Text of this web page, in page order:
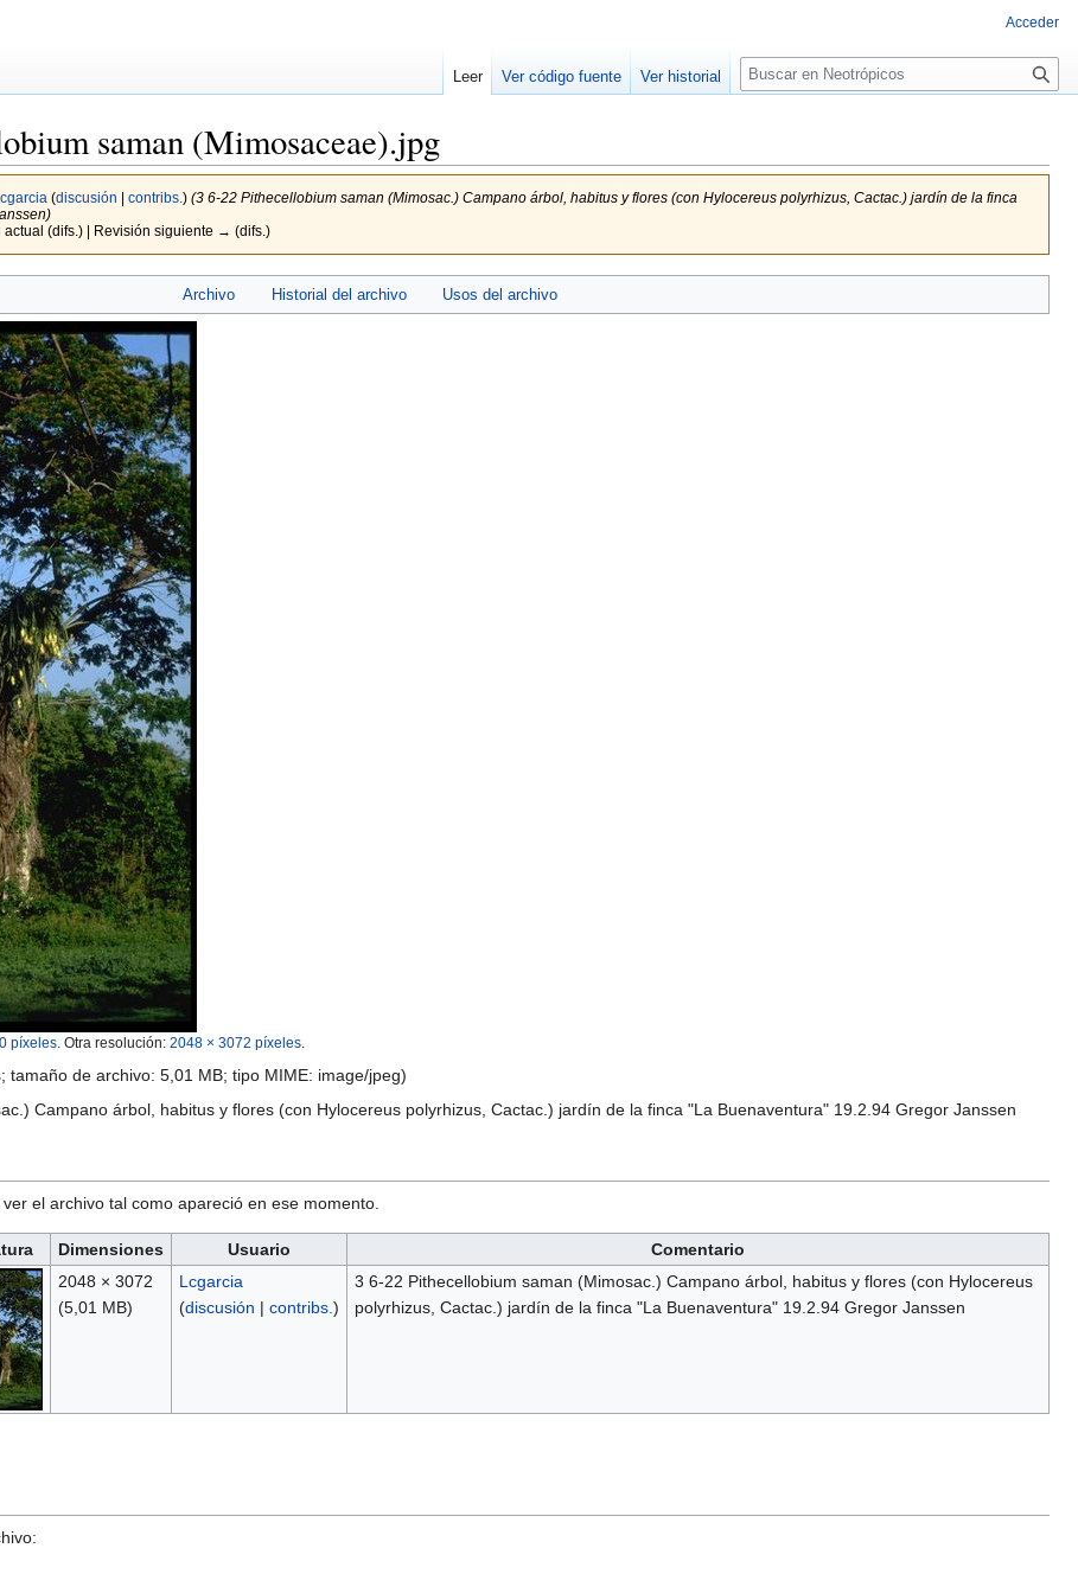
saman (Mimosaceae).jpg
Lcgarcia (discusión contribs. ) (3 6-22 Pithecellobium saman (Mimosac.) Campano árbol, habitus y flores (con Hylocereus polyrhizus, Cactac.) jardín de la finca
(difs.) | Revisión siguiente → (difs.)
Archivo Historial del archivo Usos del archivo
píxeles Otra resolución: 2048 × 3072 píxeles
tamaño de archivo: 5,01 MB; tipo MIME: image/jpeg)
Campano árbol, habitus y flores (con Hylocereus polyrhizus, Cactac.) jardín de la finca "La Buenaventura" 19.2.94 Gregor Janssen
el archivo tal como apareció en ese momento.
Dimensiones Usuario
Comentario
2048 × 3072
(5,01 MB)
Lcgarcia
(discusión | contribs.)
3 6-22 Pithecellobium saman (Mimosac.) Campano árbol, habitus y flores (con Hylocereus
polyrhizus, Cactac.) jardín de la finca "La Buenaventura" 19.2.94 Gregor Janssen
Acceder
Leer Ver código fuente Ver historial
Buscar